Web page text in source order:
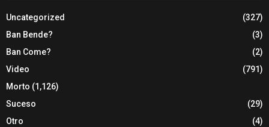
Uncategorized
(327)
Ban Bende?
(3)
Ban Come?
(2)
Video
(791)
Morto (1,126)
Suceso
(29)
Otro
(4)